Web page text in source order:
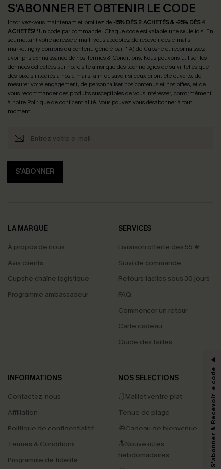
S'ABONNER ET OBTENIR LE CODE
Inscrivez-vous maintenant et profitez de -15% DÈS 2 ACHETÉS & -25% DÈS 4
ACHETÉS! *Un code par commande. Chaque code est valable une seule fois. En
soumettant votre adresse e-mail, vous acceptez de recevoir des e-mails
marketing (y compris du contenu généré par l'IA) de Cupshe et reconnaissez
avoir pris connaissance de nosTermes & Conditions. Nous pouvons utiliser les
données collectées sur notre site ainsi que des technologies de suivi, telles que
des pixels intégrés à nos e-mails, afin de savoir si ceux-ci ont été ouverts, de
mesurer votre engagement, de personnaliser nos contenus et nos offres, et de
vous recommander des produits susceptibles de vous intéresser, conformément
à notre Politique de confidentialité. Vous pouvez vous désabonner à tout
moment.
S'ABONNER
LA MARQUE
À propos de nous
Avis clients
Cupshe chaîne logistique
Programme ambassadeur
SERVICES
Livraison offerte dès 55 €
Suivi de commande
Retours faciles sous 30 jours
FAQ
Commencer un retour
Carte cadeau
Guide des tailles
INFORMATIONS
Contactez-nous
Affiliation
Politique de confidentialité
Termes & Conditions
Programme de fidélité
NOS SÉLECTIONS
🩱Maillot ventre plat
Tenue de plage
🎁Cadeau de bienvenue
🔝Nouveautés
hebdomadaires
PROFITEZ DE -15%
marketing (y compris du contenu généré par l'IA) de Cupshe et
pouvons utiliser les données collectées sur notre site ainsi que des
savoir si ceux-ci ont été ouverts, de mesurer votre engagement, de
personnaliser nos contenus et nos offres, et de vous recommander des
produits susceptibles de vous intéresser, conformément à notre
Politique deS'abonner & Recevoir le code